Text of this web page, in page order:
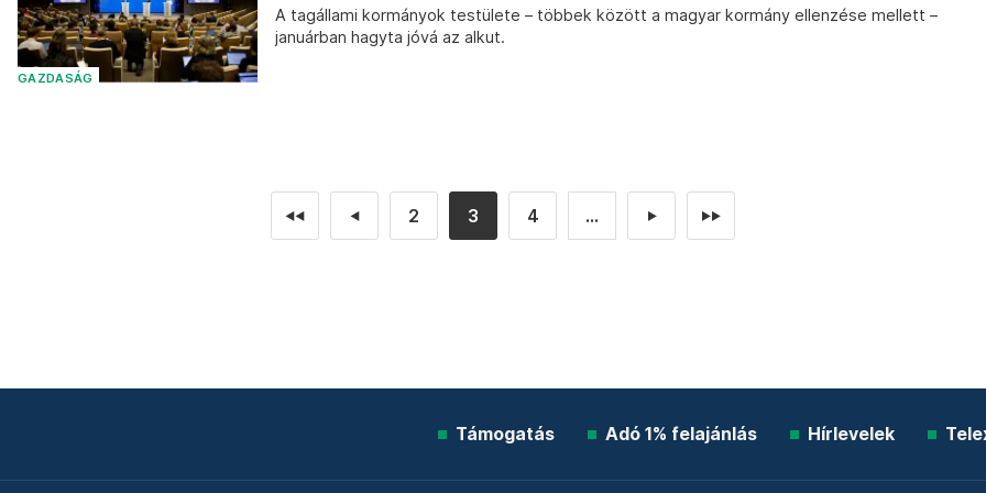
GAZDASÁG
A tagállami kormányok testülete – többek között a magyar kormány ellenzése mellett –
januárban hagyta jóvá az alkut.
◄◄ ◄ 2 3 4 ... ► ►►
Támogatás Adó 1% felajánlás Hírlevelek